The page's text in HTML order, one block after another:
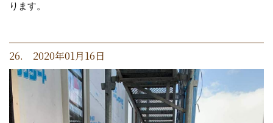
ります。
26. 2020年01月16日